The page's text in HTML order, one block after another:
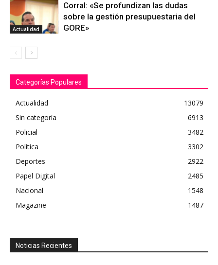
Actualidad
Corral: «Se profundizan las dudas
sobre la gestión presupuestaria del
GORE»
Categorías Populares
Actualidad
13079
Sin categoría
6913
Policial
3482
Política
3302
Deportes
2922
Papel Digital
2485
Nacional
1548
Magazine
1487
Noticias Recientes